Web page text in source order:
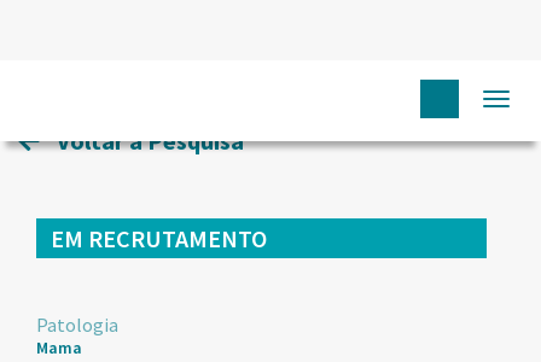
Voltar à Pesquisa
EM RECRUTAMENTO
Patologia
Mama